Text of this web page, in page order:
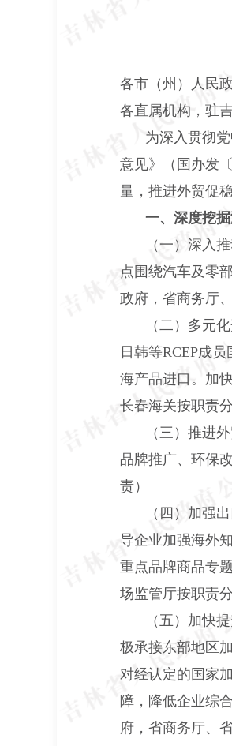
各市（州）人民
各直属机构，驻
为深入贯彻
意见》（国办发
量，推进外贸促
一、深度挖
（一）深入
点围绕汽车及零
政府，省商务厅
（二）多元
日韩等RCEP成
海产品进口。加
长春海关按职责
（三）推进
品牌推广、环保
责）
（四）加强
导企业加强海外
重点品牌商品专
场监管厅按职责
（五）加快
极承接东部地区
对经认定的国家
障，降低企业综
府，省商务厅、